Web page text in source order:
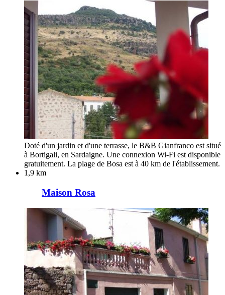
Doté d'un jardin et d'une terrasse, le B&B Gianfranco est situé
à Bortigali, en Sardaigne. Une connexion Wi-Fi est disponible
gratuitement. La plage de Bosa est à 40 km de l'établissement.
1,9 km
Maison Rosa